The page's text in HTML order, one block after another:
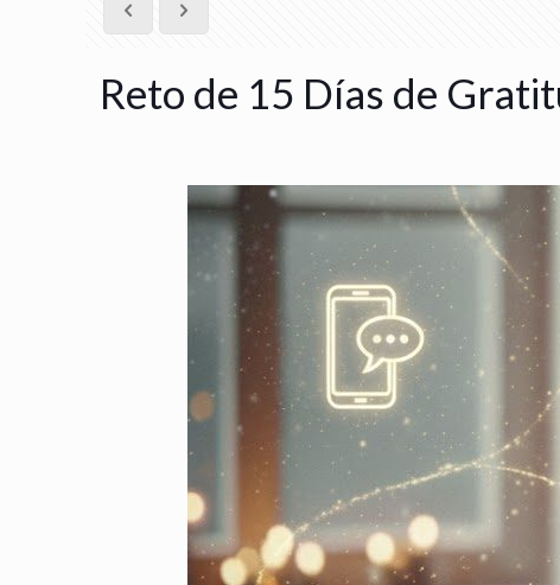
Reto de 15 Días de